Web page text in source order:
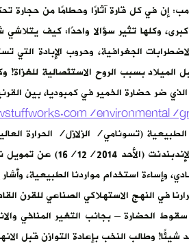
إن في كل قارة آثارًا وحطامًا من
وكلها تثير سؤالا واحدًا: كيف يتلاشي
الجغرافية، وحروب الإبادة
الميلاد بسبب الروح الاستئصالية للغزاة!
environmental/
(تسونامي/ الزلازل/ الحرارة
ونضوب الموارد الطبيعية! وكتب
وإساءة استخدام مواردنا الطبيعية،
في النهج الاستهلاكي الصناعي للقرن
الحضارة – بجانب التغير المناخي
وطالب النخب بإعادة التوازن قبل